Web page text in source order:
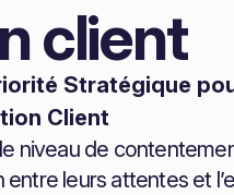
client
Stratégique
Client
niveau de
entre leurs attentes et